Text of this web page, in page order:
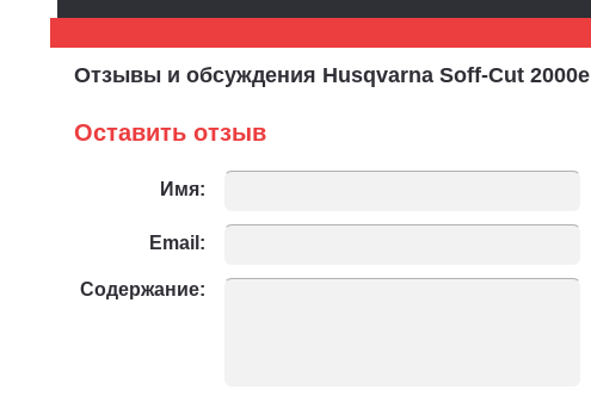
Отзывы и обсуждения Husqvarna Soff-Cut 2000e
Оставить отзыв
Имя:
Email:
Содержание: